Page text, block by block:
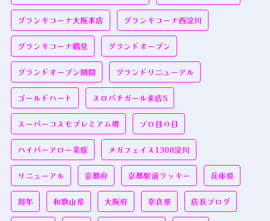
グランキコーナ大阪本店 グランキコーナ西淀川
グランキコーナ鶴見 グランドオープン
グランドオープン期間 グランドリニューアル
ゴールドハート スロパチガール来店S
スーパーコスモプレミアム堺 ゾロ目の日
ハイパーアロー美原 メガフェイス1300淀川
リニューアル 京都府 京都駅前ラッキー 兵庫県
周年 和歌山県 大阪府 奈良県 店長ブログ